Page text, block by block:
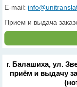
E-mail:
Прием и выдача
г. Балашиха, ул.
приём и выдачу